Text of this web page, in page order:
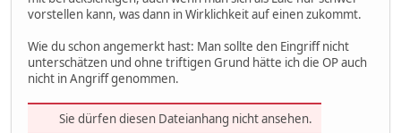
vorstellen kann, was dann in Wirklichkeit auf einen zukommt.
Wie du schon angemerkt hast: Man sollte den Eingriff nicht
unterschätzen und ohne triftigen Grund hätte ich die OP auch
nicht in Angriff genommen.
Sie dürfen diesen Dateianhang nicht ansehen.